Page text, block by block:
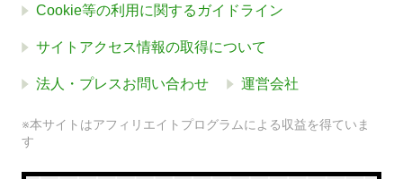
Cookie等の利用に関するガイドライン
サイトアクセス情報の取得について
法人・プレスお問い合わせ 運営会社
※本サイトはアフィリエイトプログラムによる収益を得ていま
す